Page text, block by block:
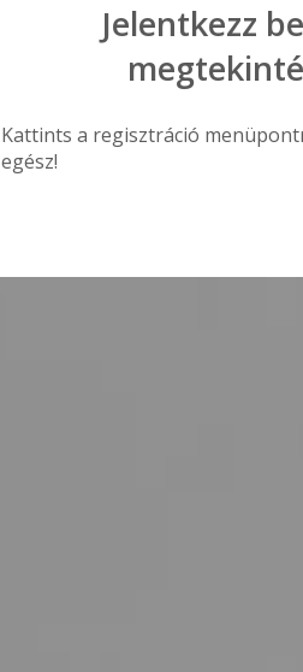
Jelentkezz
Kattints a regisztráció
egész!